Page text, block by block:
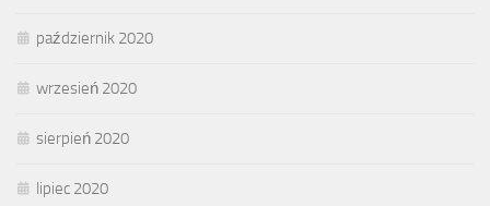
październik 2020
wrzesień 2020
sierpień 2020
lipiec 2020